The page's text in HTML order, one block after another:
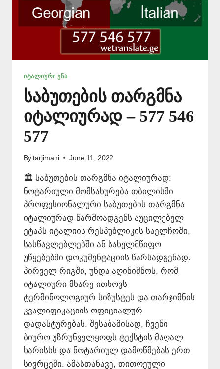
ᲘᲢᲐᲚᲘᲣᲠᲘ ᲔᲜᲐ
საბუთების თარგმნა
იტალიურად – 577 546
577
By tarjimani June 11, 2022
🏛️ საბუთების თარგმნა იტალიურად:
ნოტარიული მომსახურება თბილისში
პროფესიონალური საბუთების თარგმნა
იტალიურად წარმოადგენს აუცილებელ
ეტაპს იტალიის რესპუბლიკის საელჩოში,
სასწავლებლებში ან სახელმწიფო
უწყებებში დოკუმენტაციის წარსადგენად.
პირველ რიგში, უნდა აღინიშნოს, რომ
იტალიური მხარე ითხოვს
ტერმინოლოგიურ სიზუსტეს და თარჯიმნის
კვალიფიკაციის ოფიციალურ
დადასტურებას. შესაბამისად, ჩვენი
ბიურო უზრუნველყოფს ტექსტის მაღალ
ხარისხს და ნოტარიულ დამოწმებას ერთ
სივრცეში. ამასთანავე, თითოეული